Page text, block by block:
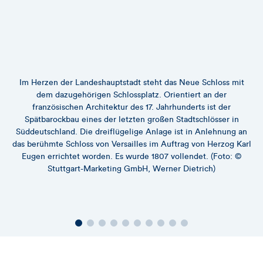
Im Herzen der Landeshauptstadt steht das Neue Schloss mit
dem dazugehörigen Schlossplatz. Orientiert an der
französischen Architektur des 17. Jahrhunderts ist der
Spätbarockbau eines der letzten großen Stadtschlösser in
Süddeutschland. Die dreiflügelige Anlage ist in Anlehnung an
das berühmte Schloss von Versailles im Auftrag von Herzog Karl
Eugen errichtet worden. Es wurde 1807 vollendet. (Foto: ©
Stuttgart-Marketing GmbH, Werner Dietrich)